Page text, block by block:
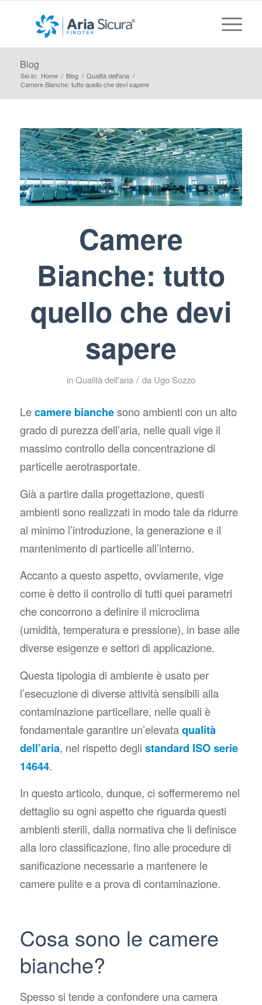
Blog
Sei in: Home / Blog / Qualità dell'aria /
Camere Bianche: tutto quello che devi sapere
Camere
Bianche: tutto
quello che devi
sapere
inQualità dell'aria / da Ugo Sozzo
Lecamere bianchesono ambienti con un alto
grado di purezza dell’aria, nelle quali vige il
massimo controllo della concentrazione di
particelle aerotrasportate.
Già a partire dalla progettazione, questi
ambienti sono realizzati in modo tale da ridurre
al minimo l’introduzione, la generazione e il
mantenimento di particelle all’interno.
Accanto a questo aspetto, ovviamente, vige
come è detto il controllo di tutti quei parametri
che concorrono a definire il microclima
(umidità, temperatura e pressione), in base alle
diverse esigenze e settori di applicazione.
Questa tipologia di ambiente è usato per
l’esecuzione di diverse attività sensibili alla
contaminazione particellare, nelle quali è
fondamentale garantire un’elevataqualità
dell’aria, nel rispetto degli standard ISO serie
14644.
In questo articolo, dunque, ci soffermeremo nel
dettaglio su ogni aspetto che riguarda questi
ambienti sterili, dalla normativa che li definisce
alla loro classificazione, fino alle procedure di
sanificazione necessarie a mantenere le
camere pulite e a prova di contaminazione.
Cosa sono le camere
bianche?
Spesso si tende a confondere una camera